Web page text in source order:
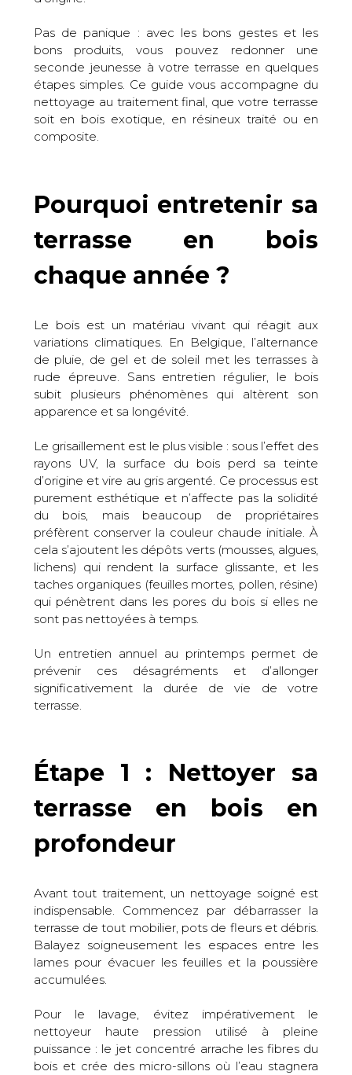
Pas de panique : avec les bons gestes et les
bons produits, vous pouvez redonner une
seconde jeunesse à votre terrasse en quelques
étapes simples. Ce guide vous accompagne du
nettoyage au traitement final, que votre terrasse
soit en bois exotique, en résineux traité ou en
composite.
Pourquoi entretenir sa
terrasse en bois
chaque année ?
Le bois est un matériau vivant qui réagit aux
variations climatiques. En Belgique, l’alternance
de pluie, de gel et de soleil met les terrasses à
rude épreuve. Sans entretien régulier, le bois
subit plusieurs phénomènes qui altèrent son
apparence et sa longévité.
Le grisaillement est le plus visible : sous l’effet des
rayons UV, la surface du bois perd sa teinte
d’origine et vire au gris argenté. Ce processus est
purement esthétique et n’affecte pas la solidité
du bois, mais beaucoup de propriétaires
préfèrent conserver la couleur chaude initiale. À
cela s’ajoutent les dépôts verts (mousses, algues,
lichens) qui rendent la surface glissante, et les
taches organiques (feuilles mortes, pollen, résine)
qui pénètrent dans les pores du bois si elles ne
sont pas nettoyées à temps.
Un entretien annuel au printemps permet de
prévenir ces désagréments et d’allonger
significativement la durée de vie de votre
terrasse.
Étape 1 : Nettoyer sa
terrasse en bois en
profondeur
Avant tout traitement, un nettoyage soigné est
indispensable. Commencez par débarrasser la
terrasse de tout mobilier, pots de fleurs et débris.
Balayez soigneusement les espaces entre les
lames pour évacuer les feuilles et la poussière
accumulées.
Pour le lavage, évitez impérativement le
nettoyeur haute pression utilisé à pleine
puissance : le jet concentré arrache les fibres du
bois et crée des micro-sillons où l’eau stagnera